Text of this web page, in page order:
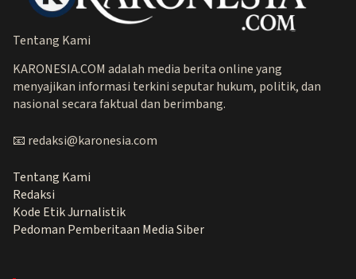
Tentang Kami
KARONESIA.COM adalah media berita online yang
menyajikan informasi terkini seputar hukum, politik, dan
nasional secara faktual dan berimbang.
📧 redaksi@karonesia.com
Tentang Kami
Redaksi
Kode Etik Jurnalistik
Pedoman Pemberitaan Media Siber